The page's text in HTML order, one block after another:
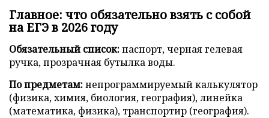
Главное: что обязательно взять с собой
на ЕГЭ в 2026 году
Обязательный список:паспорт, черная гелевая
ручка, прозрачная бутылка воды.
По предметам:непрограммируемый калькулятор
(физика, химия, биология, география), линейка
(математика, физика), транспортир (география).